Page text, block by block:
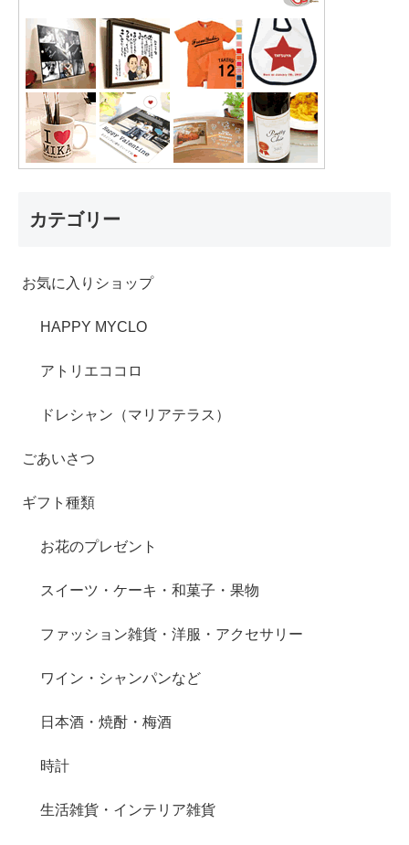
カテゴリー
お気に入りショップ
HAPPY MYCLO
アトリエココロ
ドレシャン（マリアテラス）
ごあいさつ
ギフト種類
お花のプレゼント
スイーツ・ケーキ・和菓子・果物
ファッション雑貨・洋服・アクセサリー
ワイン・シャンパンなど
日本酒・焼酎・梅酒
時計
生活雑貨・インテリア雑貨